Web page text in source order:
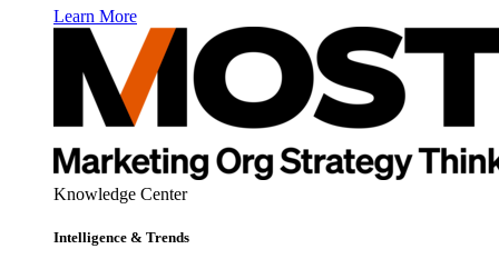
Learn More
Knowledge Center
Intelligence & Trends